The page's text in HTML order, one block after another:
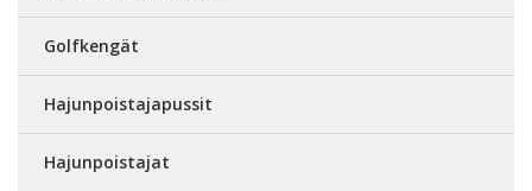
Golfkengät
Hajunpoistajapussit
Hajunpoistajat